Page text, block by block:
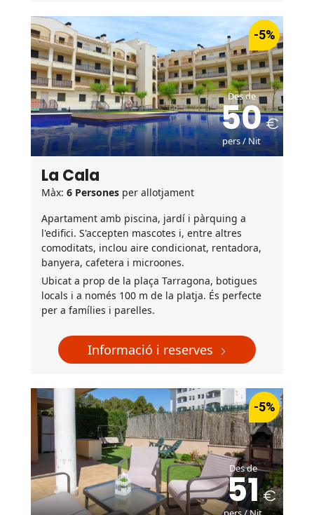
-5%
Des de
50
pers / Nit
La Cala
Màx: 6 Persones per allotjament
Apartament amb piscina, jardí i pàrquing a
l'edifici. S'accepten mascotes i, entre altres
comoditats, inclou aire condicionat, rentadora,
banyera, cafetera i microones.
Ubicat a prop de la plaça Tarragona, botigues
locals i a només 100 m de la platja. És perfecte
per a famílies i parelles.
Informació i reserves
-5%
Des de
51